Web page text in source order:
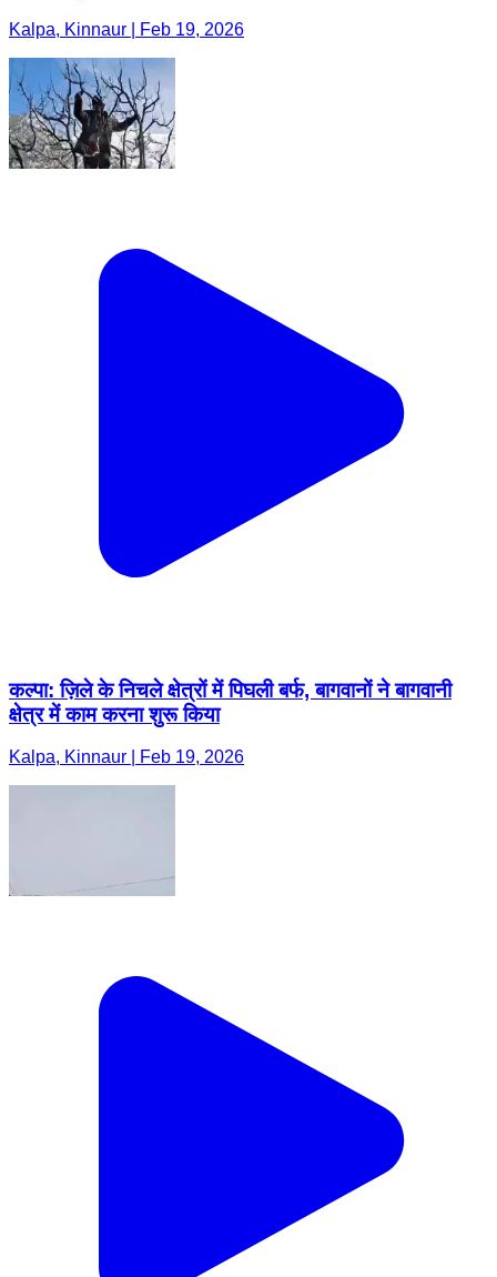
Kalpa, Kinnaur | Feb 19, 2026
कल्पा: ज़िले के निचले क्षेत्रों में पिघली बर्फ, बागवानों ने बागवानी
क्षेत्र में काम करना शुरू किया
Kalpa, Kinnaur | Feb 19, 2026